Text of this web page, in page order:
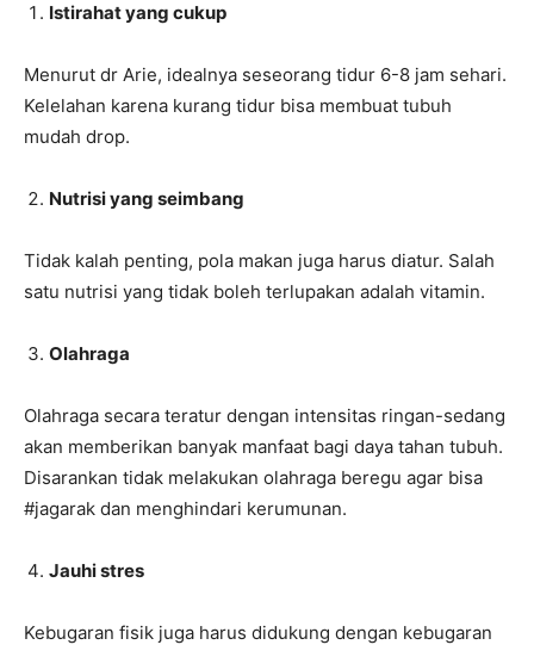
Istirahat yang cukup
Menurut dr Arie, idealnya seseorang tidur 6-8 jam sehari.
Kelelahan karena kurang tidur bisa membuat tubuh
mudah drop.
Nutrisi yang seimbang
Tidak kalah penting, pola makan juga harus diatur. Salah
satu nutrisi yang tidak boleh terlupakan adalah vitamin.
Olahraga
Olahraga secara teratur dengan intensitas ringan-sedang
akan memberikan banyak manfaat bagi daya tahan tubuh.
Disarankan tidak melakukan olahraga beregu agar bisa
#jagarak dan menghindari kerumunan.
Jauhi stres
Kebugaran fisik juga harus didukung dengan kebugaran